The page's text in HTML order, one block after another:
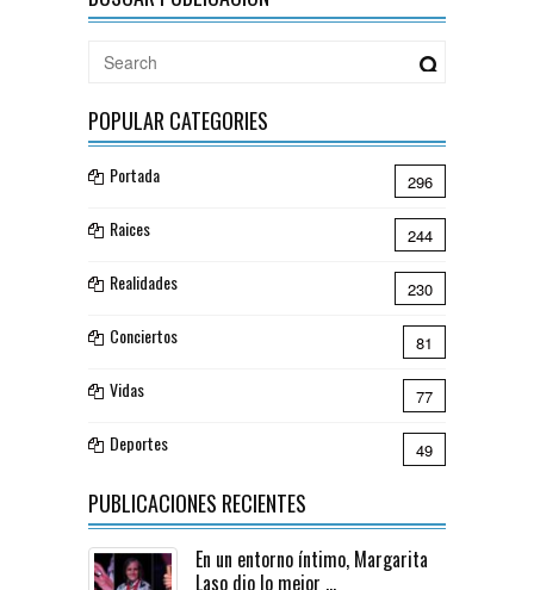
POPULAR CATEGORIES
Portada 296
Raices 244
Realidades 230
Conciertos 81
Vidas 77
Deportes 49
PUBLICACIONES RECIENTES
En un entorno íntimo, Margarita
Laso dio lo mejor ...